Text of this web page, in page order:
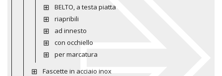
BELTO, a testa piatta
riapribili
ad innesto
con occhiello
per marcatura
Fascette in acciaio inox